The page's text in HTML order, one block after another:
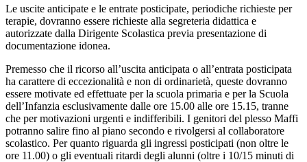
Le uscite anticipate e le entrate posticipate, periodiche richieste per
terapie, dovranno essere richieste alla segreteria didattica e
autorizzate dalla Dirigente Scolastica previa presentazione di
documentazione idonea.
Premesso che il ricorso all’uscita anticipata o all’entrata posticipata
ha carattere di eccezionalità e non di ordinarietà, queste dovranno
essere motivate ed effettuate per la scuola primaria e per la Scuola
dell’Infanzia esclusivamente dalle ore 15.00 alle ore 15.15, tranne
che per motivazioni urgenti e indifferibili. I genitori del plesso Maffi
potranno salire fino al piano secondo e rivolgersi al collaboratore
scolastico. Per quanto riguarda gli ingressi posticipati (non oltre le
ore 11.00) o gli eventuali ritardi degli alunni (oltre i 10/15 minuti di